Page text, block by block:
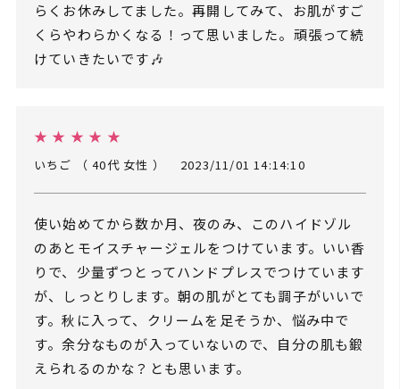
らくお休みしてました。再開してみて、お肌がすご
くらやわらかくなる！って思いました。頑張って続
けていきたいです🎶
★ ★ ★ ★ ★
いちご （ 40代 女性 ） 2023/11/01 14:14:10
使い始めてから数か月、夜のみ、このハイドゾル
のあとモイスチャージェルをつけています。いい香
りで、少量ずつとってハンドプレスでつけています
が、しっとりします。朝の肌がとても調子がいいで
す。秋に入って、クリームを足そうか、悩み中で
す。余分なものが入っていないので、自分の肌も鍛
えられるのかな？とも思います。